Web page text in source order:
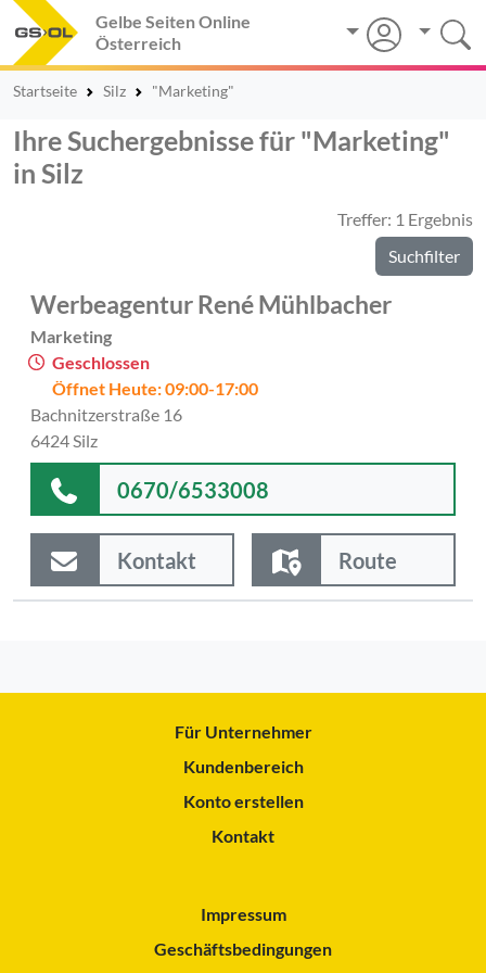
Gelbe Seiten Online
Österreich
Startseite Silz "Marketing"
Ihre Suchergebnisse für "Marketing"
in Silz
Treffer: 1 Ergebnis
Suchfilter
Werbeagentur René Mühlbacher
Marketing
Geschlossen
Öffnet Heute: 09:00-17:00
Bachnitzerstraße 16
6424 Silz
0670/6533008
Kontakt Route
Für Unternehmer
Kundenbereich
Konto erstellen
Kontakt
Impressum
Geschäftsbedingungen